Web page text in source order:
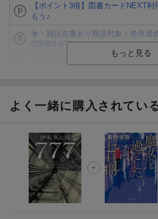
【ポイント3倍】図書カードNEXT
もう♪
本・雑誌在庫あり商品対象！条件達
026/8/1-8/31
分け！
【スタンプカード】楽天ポイントも
が当たる！
エントリー＆3,000円以上購入で無
ラン）が当たる！
よく一緒に購入されてい